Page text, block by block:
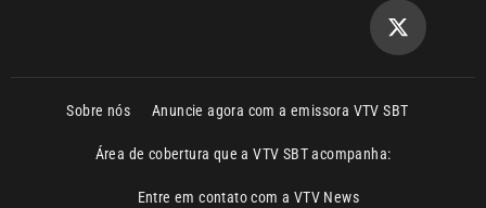
Sobre nós Anuncie agora com a emissora VTV SBT
Área de cobertura que a VTV SBT acompanha:
Entre em contato com a VTV News